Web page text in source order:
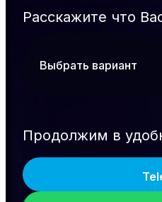
Расскажите что
Продолжим в